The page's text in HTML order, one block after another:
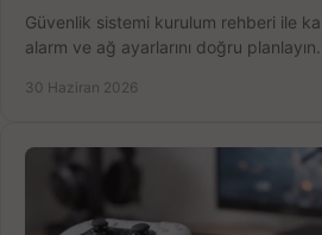
Güvenlik sistemi kurulum rehberi ile
alarm ve ağ ayarlarını doğru
30 Haziran 2026